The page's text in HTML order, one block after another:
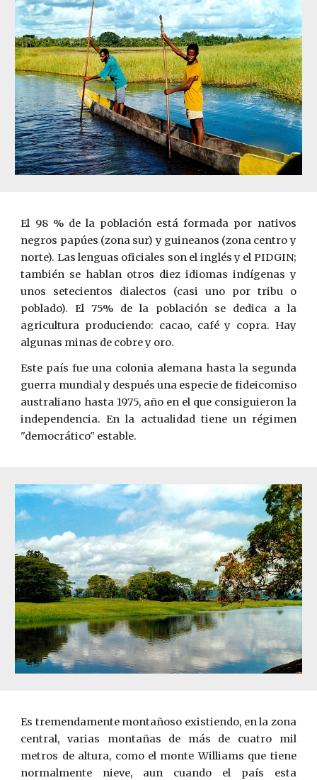
El 98 % de la población está formada por nativos
negros papúes (zona sur) y guineanos (zona centro y
norte). Las lenguas oficiales son el inglés y el PIDGIN;
también se hablan otros diez idiomas indígenas y
unos setecientos dialectos (casi uno por tribu o
poblado). El 75% de la población se dedica a la
agricultura produciendo: cacao, café y copra. Hay
algunas minas de cobre y oro.
Este país fue una colonia alemana hasta la segunda
guerra mundial y después una especie de fideicomiso
australiano hasta 1975, año en el que consiguieron la
independencia. En la actualidad tiene un régimen
"democrático" estable.
Es tremendamente montañoso existiendo, en la zona
central, varias montañas de más de cuatro mil
metros de altura, como el monte Williams que tiene
normalmente nieve, aun cuando el país esta